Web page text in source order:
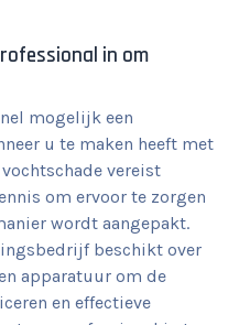
in om
mogelijk een
u te maken heeft met
vereist
om ervoor te zorgen
wordt aangepakt.
beschikt over
apparatuur om de
en effectieve